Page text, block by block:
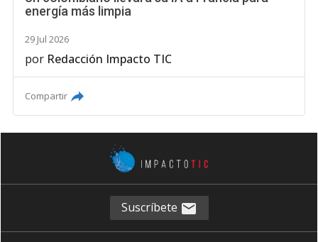
energía más limpia
29 Jul 2026
por Redacción Impacto TIC
Compartir
Suscríbete